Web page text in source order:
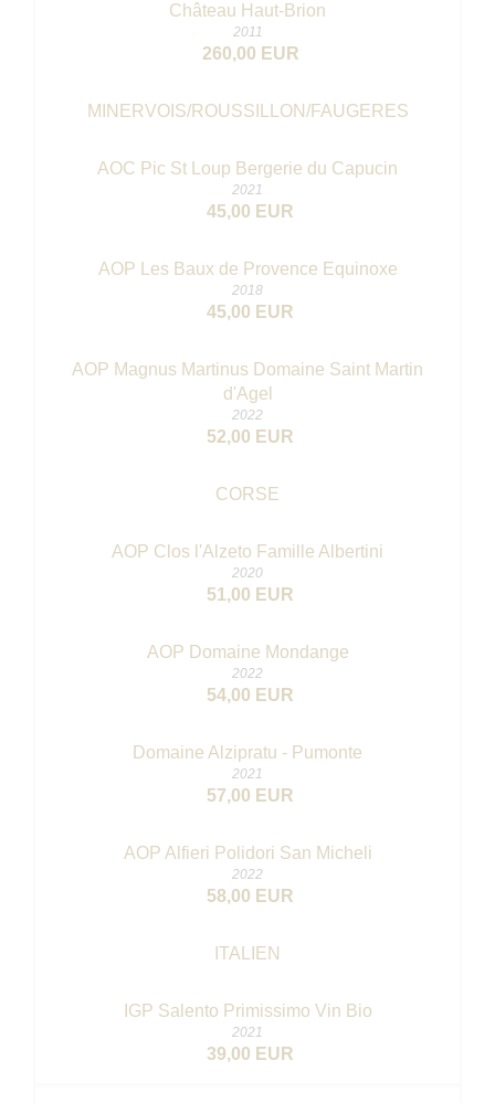
Château Haut-Brion
2011
260,00 EUR
MINERVOIS/ROUSSILLON/FAUGERES
AOC Pic St Loup Bergerie du Capucin
2021
45,00 EUR
AOP Les Baux de Provence Equinoxe
2018
45,00 EUR
AOP Magnus Martinus Domaine Saint Martin
d'Agel
2022
52,00 EUR
CORSE
AOP Clos l'Alzeto Famille Albertini
2020
51,00 EUR
AOP Domaine Mondange
2022
54,00 EUR
Domaine Alzipratu - Pumonte
2021
57,00 EUR
AOP Alfieri Polidori San Micheli
2022
58,00 EUR
ITALIEN
IGP Salento Primissimo Vin Bio
2021
39,00 EUR